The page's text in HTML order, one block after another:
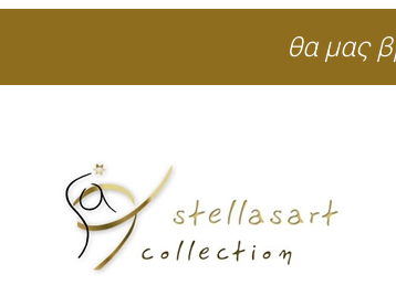
θα μας